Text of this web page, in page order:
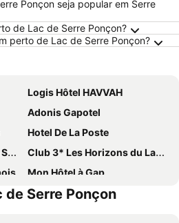
Ponçon seja popular em Serre
de Lac de Serre Ponçon?
perto de Lac de Serre Ponçon?
Logis Hôtel HAVVAH
Adonis Gapotel
Hotel De La Poste
Club 3* Les Horizons du Lac - Vacances Bleues
Mon Hôtel à Gap
La Lauzetane
Serre Ponçon